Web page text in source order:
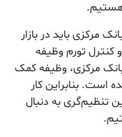
هستیم.
مرکزی باید در بازار
تورم وظیفه
مرکزی، وظیفه کمک
است. بنابراین کار
تنظیم‌گری به دنبال